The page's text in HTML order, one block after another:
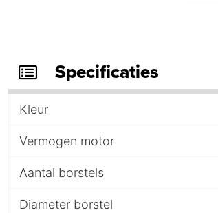
Specificaties
Kleur
Vermogen motor
Aantal borstels
Diameter borstel